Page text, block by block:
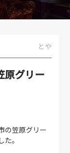
とや
原グリー
の笠原グリー
。